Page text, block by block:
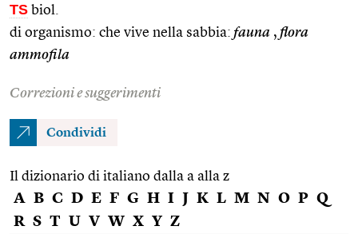
TS biol.
di organismo: che vive nella sabbia: fauna , flora
ammofila
Correzioni e suggerimenti
Condividi
Il dizionario di italiano dalla a alla z
A B C D E F G H I J K L M N O P Q
R S T U V W X Y Z